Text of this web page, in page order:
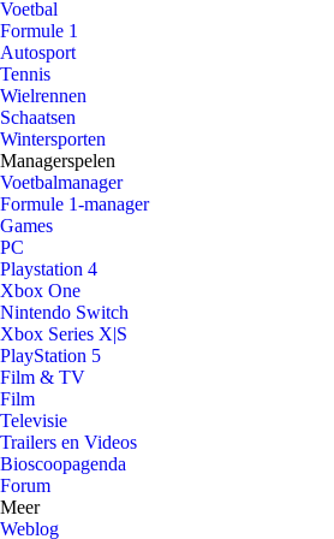
Voetbal
Formule 1
Autosport
Tennis
Wielrennen
Schaatsen
Wintersporten
Managerspelen
Voetbalmanager
Formule 1-manager
Games
PC
Playstation 4
Xbox One
Nintendo Switch
Xbox Series X|S
PlayStation 5
Film & TV
Film
Televisie
Trailers en Videos
Bioscoopagenda
Forum
Meer
Weblog